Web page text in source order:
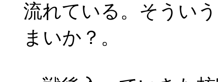
流れている。そうい
まいか？。